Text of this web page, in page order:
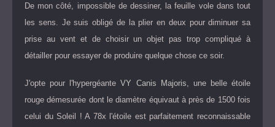
De mon côté, impossible de dessiner, la feuille vole dans tout
les sens. Je suis obligé de la plier en deux pour diminuer sa
prise au vent et de choisir un objet pas trop compliqué à
détailler pour essayer de produire quelque chose ce soir.
J'opte pour l'hypergéanteVY Canis Majoris , une belle étoile
rouge démesurée dont le diamètre équivaut à près de 1500 fois
celui du Soleil ! A 78x l'étoile est parfaitement reconnaissable